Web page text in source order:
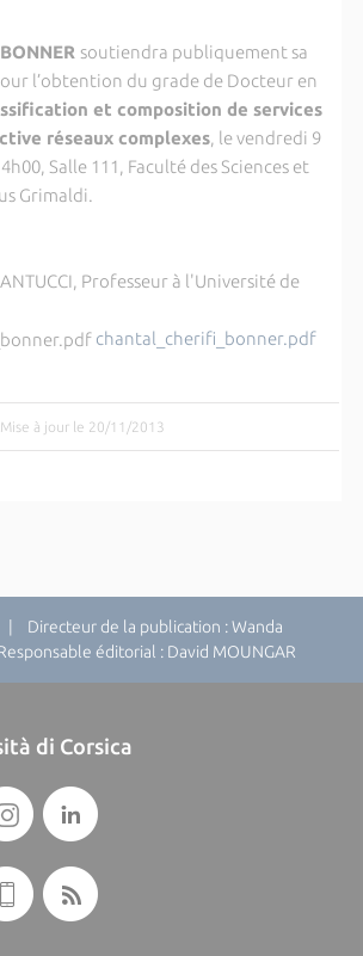
soutiendra publiquement sa
l’obtention du grade de Docteur en
et composition de services
réseaux complexes, le vendredi 9
Salle 111, Faculté des Sciences et
Grimaldi.
Professeur à l'Université de
chantal_cherifi_bonner.pdf
Mise à jour le 20/11/2013
| Directeur de la publication : Wanda
éditorial : David MOUNGAR
di Corsica